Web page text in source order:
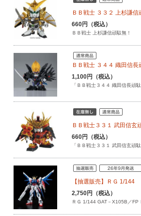
ＢＢ戦士 ３３２ 上杉謙信
660円（税込）
ＢＢ戦士 上杉謙信頑駄無！
ＢＢ戦士 ３４４ 織田信長
1,100円（税込）
「ＢＢ戦士３４４ 織田信長頑
ＢＢ戦士３３１ 武田信玄
660円（税込）
「ＢＢ戦士３３１ 武田信玄頑
【抽選販売】ＲＧ 1/144
2,750円（税込）
ＲＧ 1/144 GAT－X105B／FP